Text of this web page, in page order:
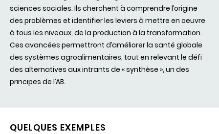
sciences sociales. Ils cherchent à comprendre l’origine
des problèmes et identifier les leviers à mettre en oeuvre
à tous les niveaux, de la production à la transformation.
Ces avancées permettront d’améliorer la santé globale
des systèmes agroalimentaires, tout en relevant le défi
des alternatives aux intrants de « synthèse », un des
principes de l’AB.
QUELQUES EXEMPLES